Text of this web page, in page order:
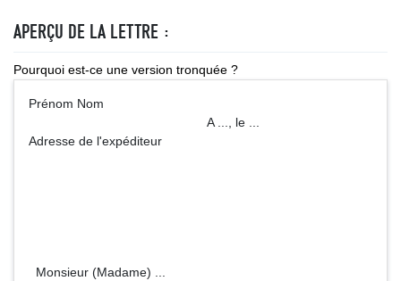
APERÇU DE LA LETTRE :
Pourquoi est-ce une version tronquée ?
Prénom Nom
A ..., le ...
Adresse de l'expéditeur
Monsieur (Madame) ...